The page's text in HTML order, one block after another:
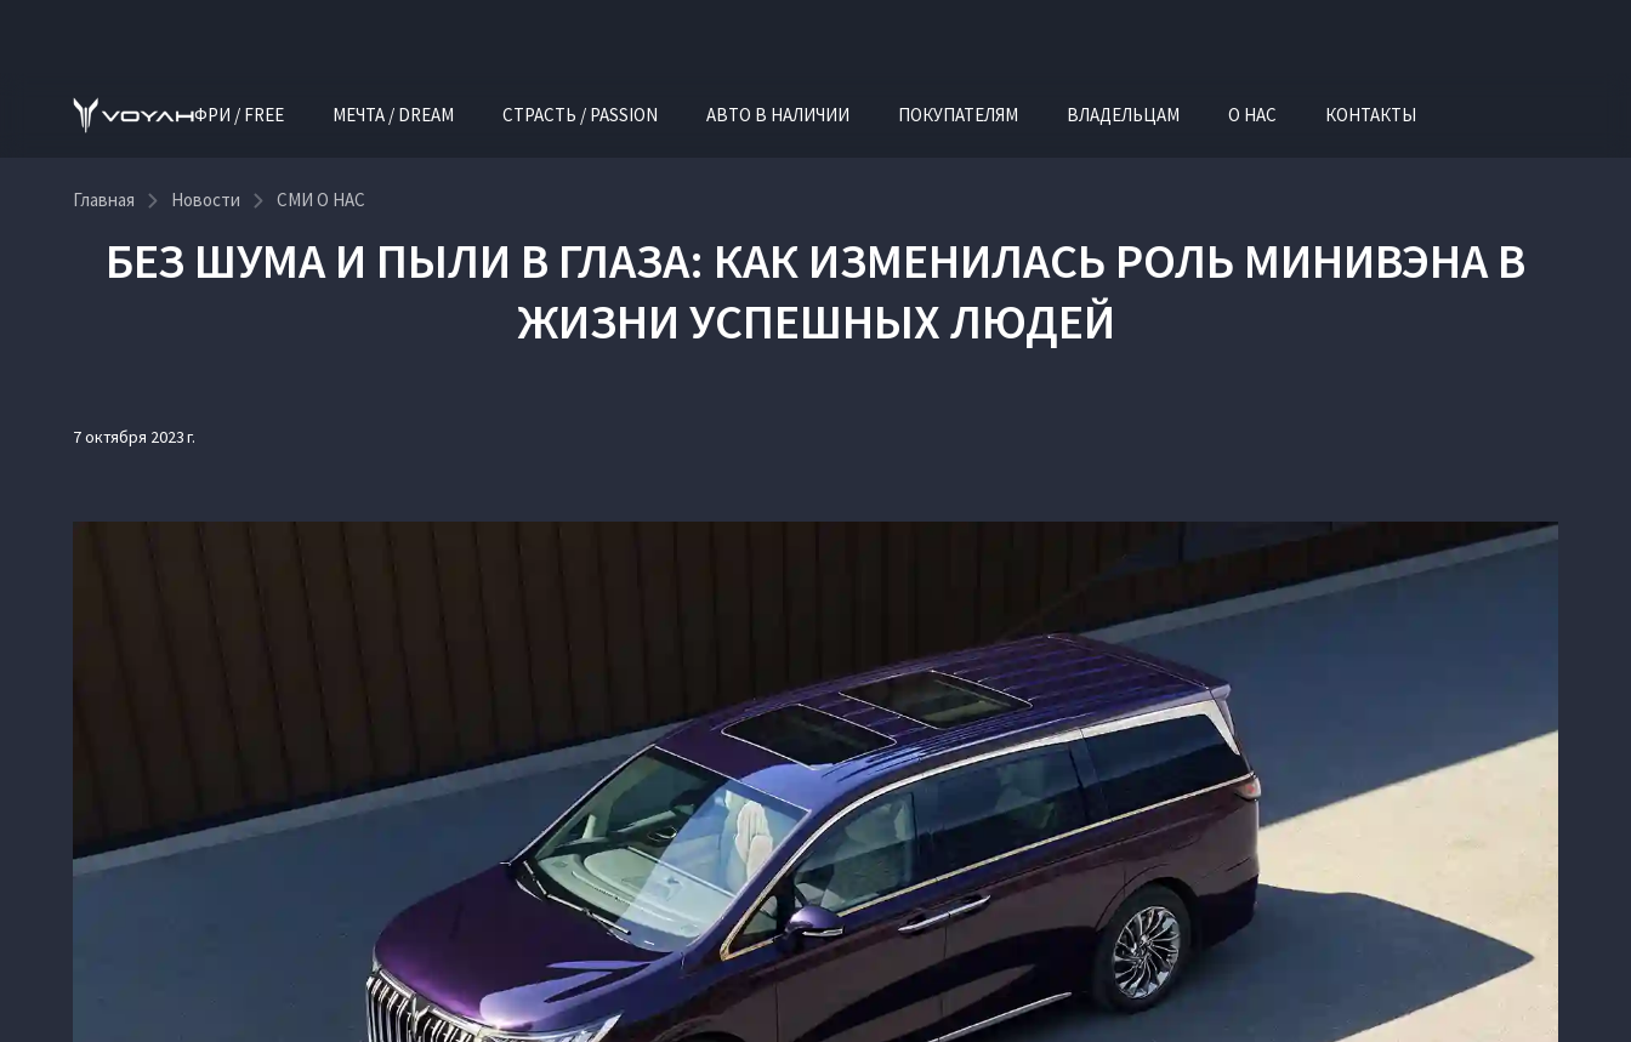
ФРИ / FREE МЕЧТА / DREAM СТРАСТЬ / PASSION АВТО В НАЛИЧИИ ПОКУПАТЕЛЯМ ВЛАДЕЛЬЦАМ О НАС КОНТАКТЫ
Главная Новости СМИ О НАС
БЕЗ ШУМА И ПЫЛИ В ГЛАЗА: КАК ИЗМЕНИЛАСЬ РОЛЬ МИНИВЭНА В
ЖИЗНИ УСПЕШНЫХ ЛЮДЕЙ
7 октября 2023 г.